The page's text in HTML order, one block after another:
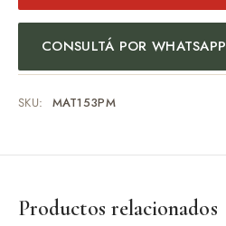
CONSULTÁ POR WHATSAPP
SKU: MAT153PM
Productos relacionados